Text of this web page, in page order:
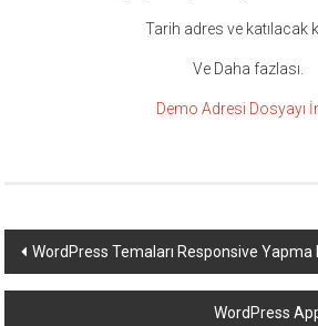
Tarih adres ve katılacak
Ve Daha fazlası.
Demo Adresi Dosyayı
Yazı
dolaşımı
WordPress Temaları Responsive Yapma
WordPress